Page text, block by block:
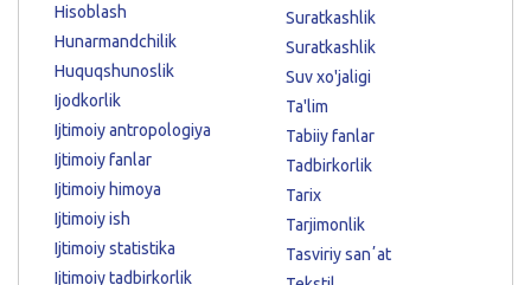
Hisoblash
Hunarmandchilik
Huquqshunoslik
Ijodkorlik
Ijtimoiy antropologiya
Ijtimoiy fanlar
Ijtimoiy himoya
Ijtimoiy ish
Ijtimoiy statistika
Ijtimoiy tadbirkorlik
Suratkashlik
Suratkashlik
Suv xo'jaligi
Ta'lim
Tabiiy fanlar
Tadbirkorlik
Tarix
Tarjimonlik
Tasviriy sanʼat